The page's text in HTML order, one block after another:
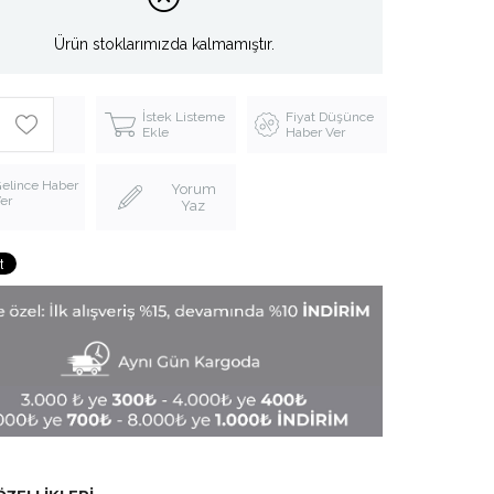
Ürün stoklarımızda kalmamıştır.
İstek Listeme
Ekle
Fiyat Düşünce
Haber Ver
Haber
Yorum
Yaz